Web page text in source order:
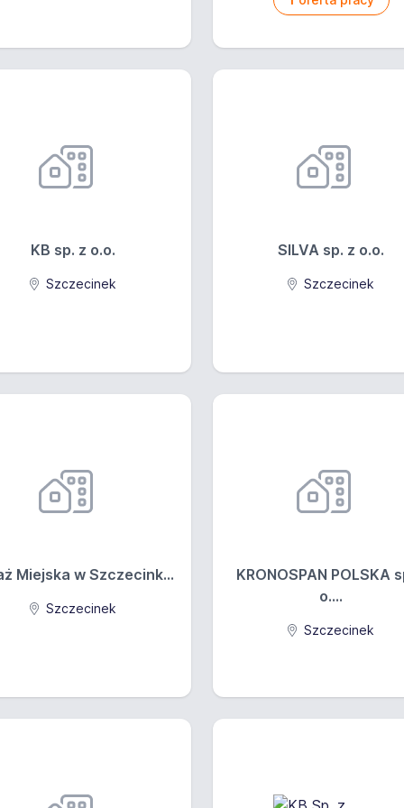
KB sp. z o.o.
Szczecinek
SILVA sp. z o.o.
Szczecinek
Miejska w Szczecink...
Szczecinek
KRONOSPAN POLSKA
o....
Szczecinek